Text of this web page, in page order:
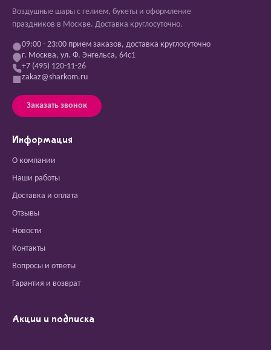
Воздушные шары с гелием, букеты и оформление
праздников в Москве. Доставка круглосуточно.
09:00 - 23:00 прием заказов, доставка круглосуточно
г. Москва, ул. Ф. Энгельса, 64с1
+7 (495) 120-11-26
zakaz@sharkom.ru
Заказать звонок
Информация
О компании
Наши работы
Доставка и оплата
Отзывы
Новости
Контакты
Вопросы и ответы
Гарантия и возврат
Акции и подписка